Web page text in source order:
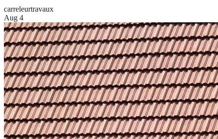
carreleurtravaux
Aug 4